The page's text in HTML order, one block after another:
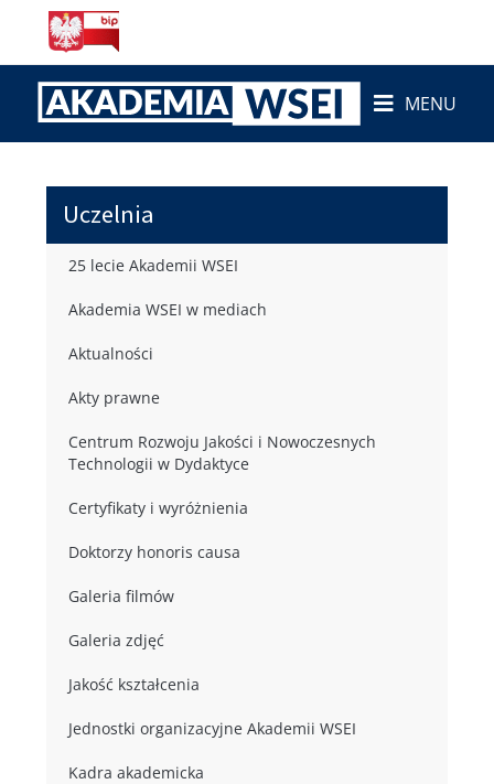
MENU
Uczelnia
25 lecie Akademii WSEI
Akademia WSEI w mediach
Aktualności
Akty prawne
Centrum Rozwoju Jakości i Nowoczesnych
Technologii w Dydaktyce
Certyfikaty i wyróżnienia
Doktorzy honoris causa
Galeria filmów
Galeria zdjęć
Jakość kształcenia
Jednostki organizacyjne Akademii WSEI
Kadra akademicka